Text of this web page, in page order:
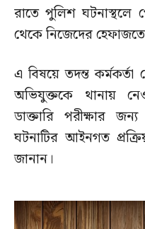
রাতে পুলিশ
থেকে নিজেদের
এ বিষয়ে তদন্ত
অভিযুক্তকে থানায়
ডাক্তারি পরীক্ষার
ঘটনাটির আইনগত
জানান।